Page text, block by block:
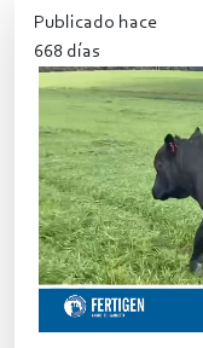
Publicado hace
668 días